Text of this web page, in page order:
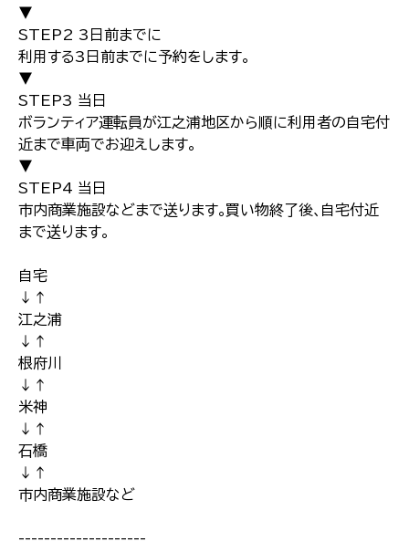
▼
STEP2 3日前までに
利用する3日前までに予約をします｡
▼
STEP3 当日
ボランティア運転員が江之浦地区から順に利用者の自宅付
近まで車両でお迎えします｡
▼
STEP4 当日
市内商業施設などまで送ります｡買い物終了後､自宅付近
まで送ります｡
自宅
↓↑
江之浦
↓↑
根府川
↓↑
米神
↓↑
石橋
↓↑
市内商業施設など
--------------------